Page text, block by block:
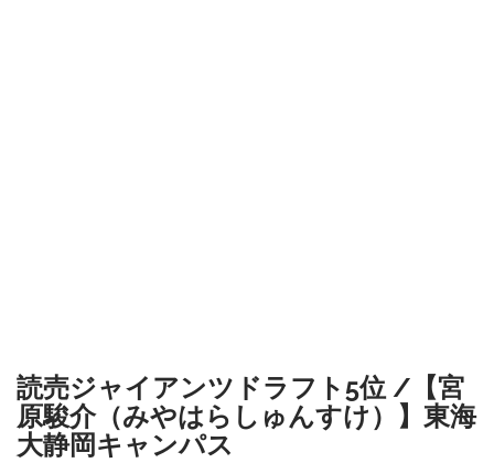
読売ジャイアンツドラフト5位 /【宮
原駿介（みやはらしゅんすけ）】東海
大静岡キャンパス